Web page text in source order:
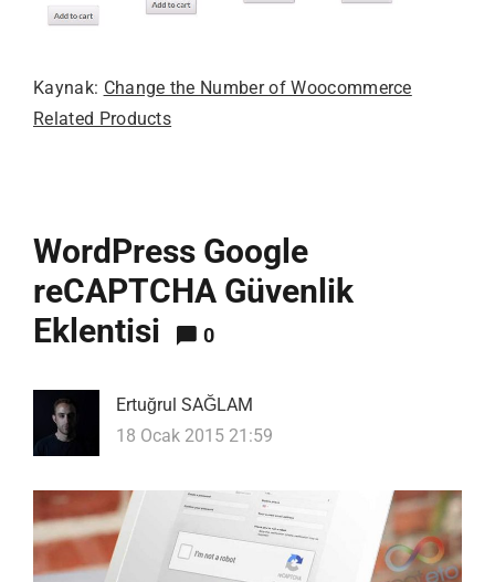
Kaynak: Change the Number of Woocommerce
Related Products
WordPress Google
reCAPTCHA Güvenlik
Eklentisi
0
Ertuğrul SAĞLAM
18 Ocak 2015 21:59